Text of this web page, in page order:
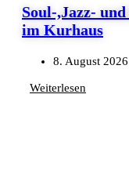
Soul-,Jazz-
im Kurhaus
8. August 2026
Weiterlesen